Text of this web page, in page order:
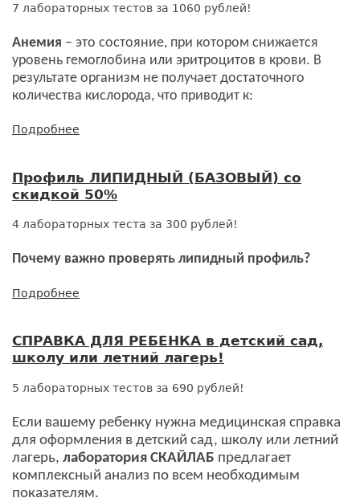
7 лабораторных тестов за 1060 рублей!
Анемия – это состояние, при котором снижается
уровень гемоглобина или эритроцитов в крови. В
результате организм не получает достаточного
количества кислорода, что приводит к:
Подробнее
АНЕМИИ
со
50%
Профиль ЛИПИДНЫЙ (БАЗОВЫЙ) со
скидкой 50%
4 лабораторных теста за 300 рублей!
Почему важно проверять липидный профиль?
Подробнее
(БАЗОВЫЙ)
со
50%
СПРАВКА ДЛЯ РЕБЕНКА в детский сад,
школу или летний лагерь!
5 лабораторных тестов за 690 рублей!
Если вашему ребенку нужна медицинская справка
для оформления в детский сад, школу или летний
лагерь, лаборатория СКАЙЛАБ предлагает
комплексный анализ по всем необходимым
показателям.